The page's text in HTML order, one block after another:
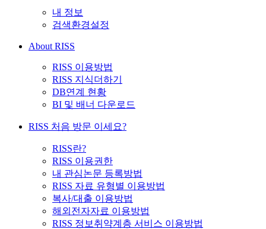
내 정보
검색환경설정
About RISS
RISS 이용방법
RISS 지식더하기
DB연계 현황
BI 및 배너 다운로드
RISS 처음 방문 이세요?
RISS란?
RISS 이용권한
내 관심논문 등록방법
RISS 자료 유형별 이용방법
복사/대출 이용방법
해외전자자료 이용방법
RISS 정보취약계층 서비스 이용방법